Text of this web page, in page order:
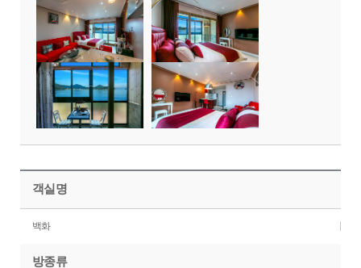
객실명
백화
방종류